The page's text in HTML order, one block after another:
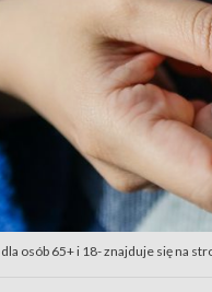
osób 65+ i 18- znajduje się na